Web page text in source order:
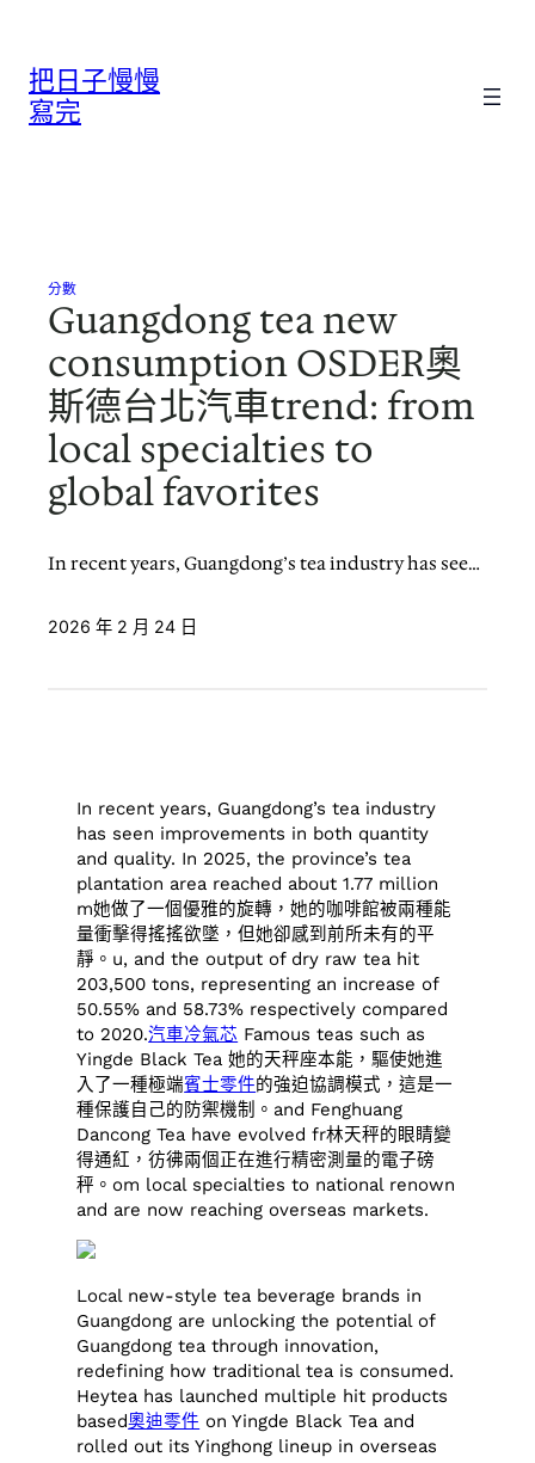
把日子慢慢
寫完
分數
Guangdong tea new
consumption OSDER奧
斯德台北汽車trend: from
local specialties to
global favorites
In recent years, Guangdong’s tea industry has see…
2026 年 2 月 24 日
In recent years, Guangdong’s tea industry
has seen improvements in both quantity
and quality. In 2025, the province’s tea
plantation area reached about 1.77 million
m她做了一個優雅的旋轉，她的咖啡館被兩種能
量衝擊得搖搖欲墜，但她卻感到前所未有的平
靜。u, and the output of dry raw tea hit
203,500 tons, representing an increase of
50.55% and 58.73% respectively compared
to 2020.汽車冷氣芯 Famous teas such as
Yingde Black Tea 她的天秤座本能，驅使她進
入了一種極端賓士零件的強迫協調模式，這是一
種保護自己的防禦機制。and Fenghuang
Dancong Tea have evolved fr林天秤的眼睛變
得通紅，彷彿兩個正在進行精密測量的電子磅
秤。om local specialties to national renown
and are now reaching overseas markets.
Local new-style tea beverage brands in
Guangdong are unlocking the potential of
Guangdong tea through innovation,
redefining how traditional tea is consumed.
Heytea has launched multiple hit products
based奧迪零件 on Yingde Black Tea and
rolled out its Yinghong lineup in overseas